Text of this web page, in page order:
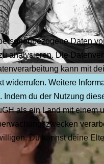
Widum
zu wenig.
Daten
Die
kann mit
Weitere
du der Nutzung
als ein Land mit
Du kannst deine